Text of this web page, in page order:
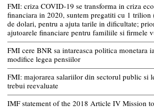
FMI: criza COVID-19 se transforma in criza
financiara in 2020, suntem pregatiti cu 1
de dolari, pentru a ajuta tarile in dificultate;
ajutoarele financiare pentru familiile si firmele
FMI cere BNR sa intareasca politica monetara
modifice legea pensiilor
FMI: majorarea salariilor din sectorul public si
trebui reevaluate
IMF statement of the 2018 Article IV Mission